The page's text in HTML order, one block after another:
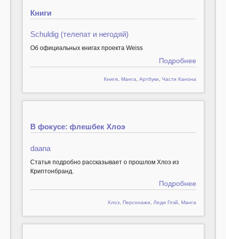
Книги
Schuldig (телепат и негодяй)
Об официальных книгах проекта Weiss
Подробнее
Книги, Манга, Артбуки, Части Канона
В фокусе: флешбек Хлоэ
daana
Статья подробно рассказывает о прошлом Хлоэ из
Криптонбранд.
Подробнее
Хлоэ, Персонажи Леди Глэй Манга